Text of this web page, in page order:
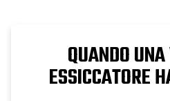
QUANDO
ESSICCATORE